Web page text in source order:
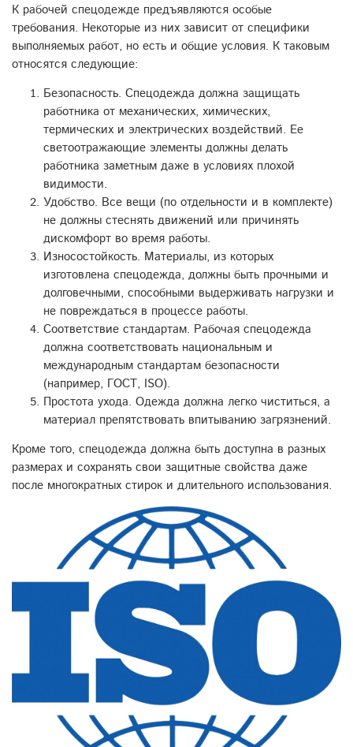
К рабочей спецодежде предъявляются особые
требования. Некоторые из них зависит от специфики
выполняемых работ, но есть и общие условия. К таковым
относятся следующие:
Безопасность. Спецодежда должна защищать
работника от механических, химических,
термических и электрических воздействий. Ее
светоотражающие элементы должны делать
работника заметным даже в условиях плохой
видимости.
Удобство. Все вещи (по отдельности и в комплекте)
не должны стеснять движений или причинять
дискомфорт во время работы.
Износостойкость. Материалы, из которых
изготовлена спецодежда, должны быть прочными и
долговечными, способными выдерживать нагрузки и
не повреждаться в процессе работы.
Соответствие стандартам. Рабочая спецодежда
должна соответствовать национальным и
международным стандартам безопасности
(например, ГОСТ, ISO).
Простота ухода. Одежда должна легко чиститься, а
материал препятствовать впитыванию загрязнений.
Кроме того, спецодежда должна быть доступна в разных
размерах и сохранять свои защитные свойства даже
после многократных стирок и длительного использования.